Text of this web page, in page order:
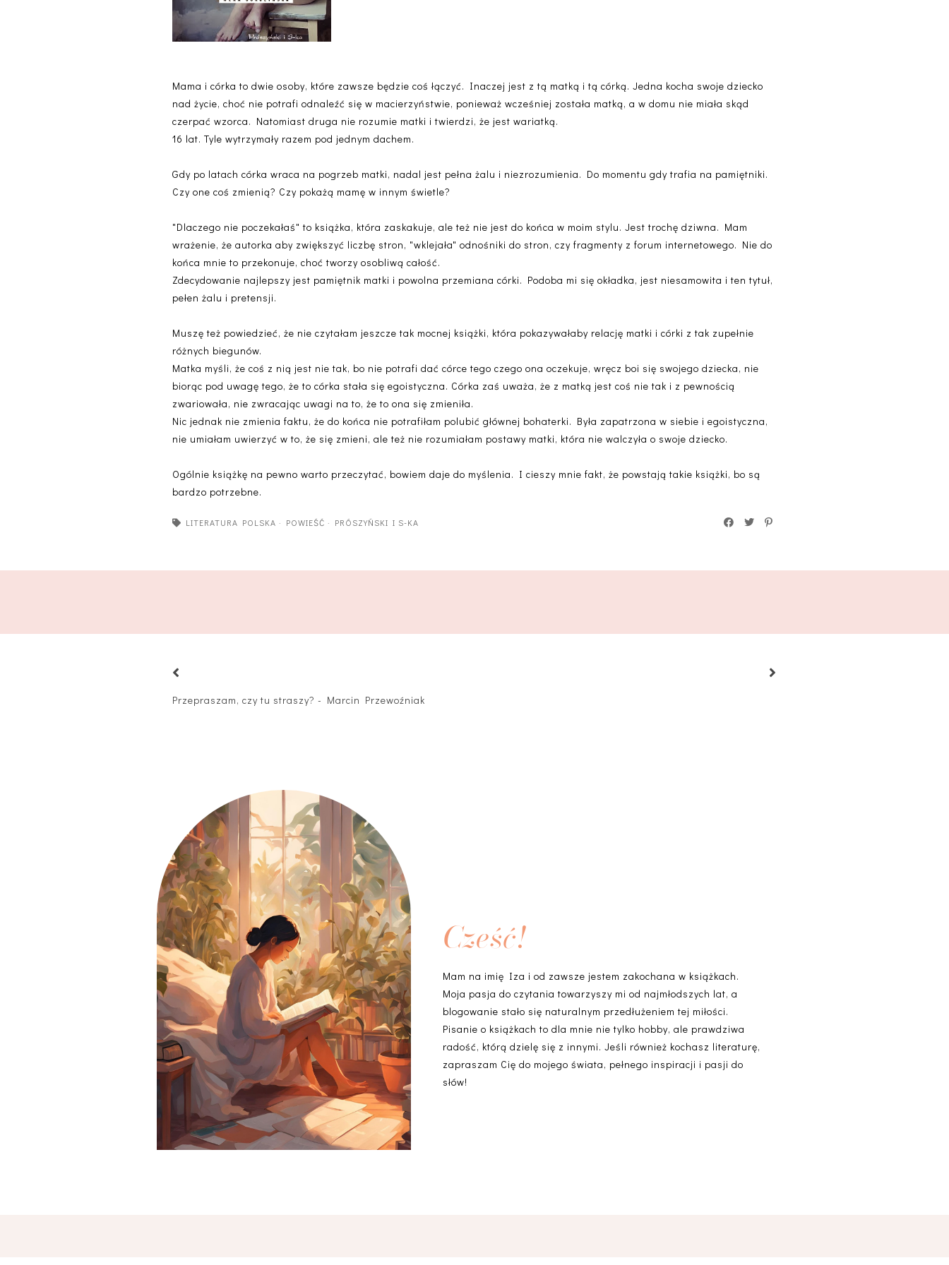
Mama i córka to dwie osoby, które zawsze będzie coś łączyć. Inaczej jest z tą matką i tą córką. Jedna kocha swoje dziecko
nad życie, choć nie potrafi odnaleźć się w macierzyństwie, ponieważ wcześniej została matką, a w domu nie miała skąd
czerpać wzorca. Natomiast druga nie rozumie matki i twierdzi, że jest wariatką.
16 lat. Tyle wytrzymały razem pod jednym dachem.
Gdy po latach córka wraca na pogrzeb matki, nadal jest pełna żalu i niezrozumienia. Do momentu gdy trafia na pamiętniki.
Czy one coś zmienią? Czy pokażą mamę w innym świetle?
"Dlaczego nie poczekałaś" to książka, która zaskakuje, ale też nie jest do końca w moim stylu. Jest trochę dziwna. Mam
wrażenie, że autorka aby zwiększyć liczbę stron, "wklejała" odnośniki do stron, czy fragmenty z forum internetowego. Nie do
końca mnie to przekonuje, choć tworzy osobliwą całość.
Zdecydowanie najlepszy jest pamiętnik matki i powolna przemiana córki. Podoba mi się okładka, jest niesamowita i ten tytuł,
pełen żalu i pretensji.
Muszę też powiedzieć, że nie czytałam jeszcze tak mocnej książki, która pokazywałaby relację matki i córki z tak zupełnie
różnych biegunów.
Matka myśli, że coś z nią jest nie tak, bo nie potrafi dać córce tego czego ona oczekuje, wręcz boi się swojego dziecka, nie
biorąc pod uwagę tego, że to córka stała się egoistyczna. Córka zaś uważa, że z matką jest coś nie tak i z pewnością
zwariowała, nie zwracając uwagi na to, że to ona się zmieniła.
Nic jednak nie zmienia faktu, że do końca nie potrafiłam polubić głównej bohaterki. Była zapatrzona w siebie i egoistyczna,
nie umiałam uwierzyć w to, że się zmieni, ale też nie rozumiałam postawy matki, która nie walczyła o swoje dziecko.
Ogólnie książkę na pewno warto przeczytać, bowiem daje do myślenia. I cieszy mnie fakt, że powstają takie książki, bo są
bardzo potrzebne.
LITERATURA POLSKA · POWIEŚĆ · PRÓSZYŃSKI I S-KA
Przepraszam, czy tu straszy? - Marcin Przewoźniak
Cześć!
Mam na imię Iza i od zawsze jestem zakochana w książkach.
Moja pasja do czytania towarzyszy mi od najmłodszych lat, a
blogowanie stało się naturalnym przedłużeniem tej miłości.
Pisanie o książkach to dla mnie nie tylko hobby, ale prawdziwa
radość, którą dzielę się z innymi. Jeśli również kochasz literaturę,
zapraszam Cię do mojego świata, pełnego inspiracji i pasji do
słów!